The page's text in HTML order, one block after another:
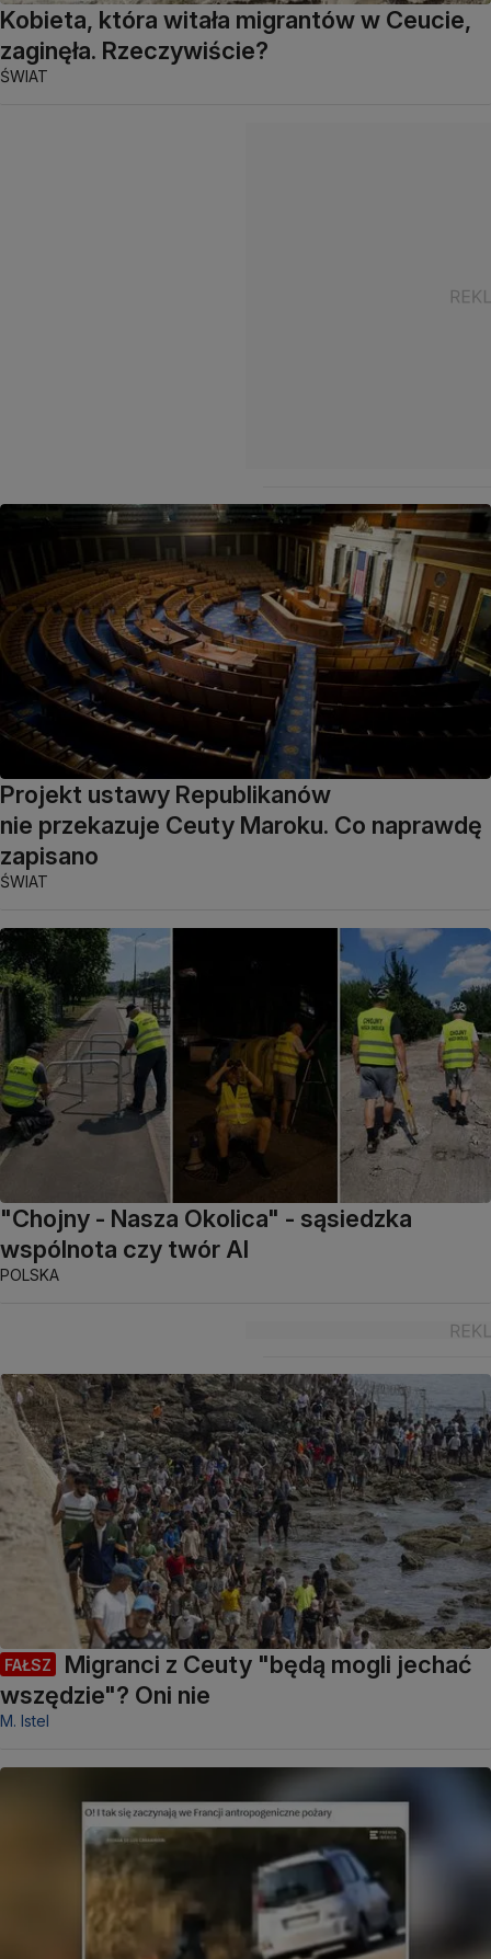
Kobieta, która witała migrantów w Ceucie,
zaginęła. Rzeczywiście?
ŚWIAT
Projekt ustawy Republikanów
nie przekazuje Ceuty Maroku. Co naprawdę
zapisano
ŚWIAT
"Chojny - Nasza Okolica" - sąsiedzka
wspólnota czy twór AI
POLSKA
FAŁSZ
Migranci z Ceuty "będą mogli jechać
wszędzie"? Oni nie
M. Istel